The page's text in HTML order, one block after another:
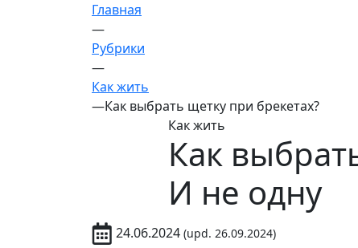
Главная
—
Рубрики
—
Как жить
—Как выбрать щетку при брекетах?
Как жить
Как
И не одну
24.06.2024 (upd. 26.09.2024)